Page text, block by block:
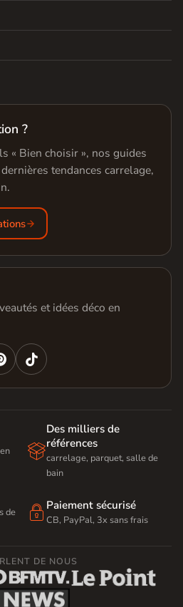
?
« Bien choisir », nos guides
tendances carrelage,
et idées déco en

Des milliers de
références
carrelage, parquet, salle de
bain
de
 Paiement sécurisé
CB, PayPal, 3x sans frais
DE NOUS